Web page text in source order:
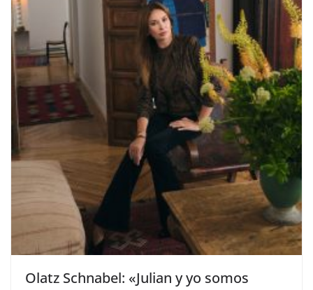
​Olatz Schnabel: «Julian y yo somos